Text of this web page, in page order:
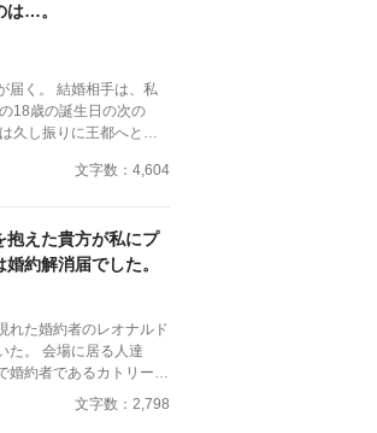
は…。
届く。 結婚相手は、私
文字数：4,604
抱えた貴方が私にプ
約解消届でした。
れた婚約者のレオナルド
る人達
婚約者であるカトリーヌ
いた。
文字数：2,798